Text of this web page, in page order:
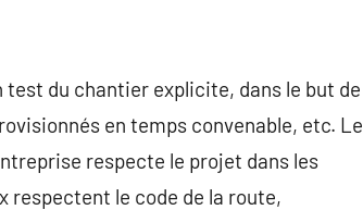
du chantier explicite, dans le but de
en temps convenable, etc. Le
respecte le projet dans les
respectent le code de la route,